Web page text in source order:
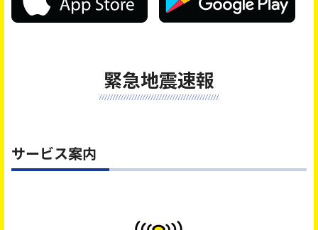
緊急地震速報
サービス案内